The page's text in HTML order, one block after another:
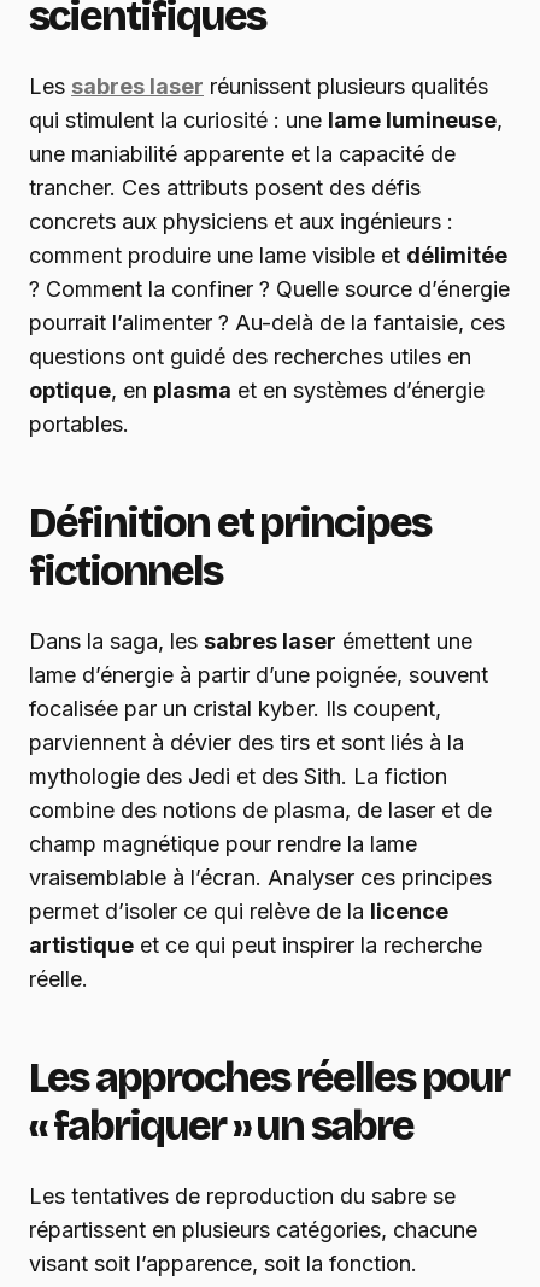
scientifiques
Les sabres laser réunissent plusieurs qualités
qui stimulent la curiosité : une lame lumineuse,
une maniabilité apparente et la capacité de
trancher. Ces attributs posent des défis
concrets aux physiciens et aux ingénieurs :
comment produire une lame visible et délimitée
? Comment la confiner ? Quelle source d’énergie
pourrait l’alimenter ? Au-delà de la fantaisie, ces
questions ont guidé des recherches utiles en
optique, en plasma et en systèmes d’énergie
portables.
Définition et principes
fictionnels
Dans la saga, les sabres laser émettent une
lame d’énergie à partir d’une poignée, souvent
focalisée par un cristal kyber. Ils coupent,
parviennent à dévier des tirs et sont liés à la
mythologie des Jedi et des Sith. La fiction
combine des notions de plasma, de laser et de
champ magnétique pour rendre la lame
vraisemblable à l’écran. Analyser ces principes
permet d’isoler ce qui relève de la licence
artistique et ce qui peut inspirer la recherche
réelle.
Les approches réelles pour
« fabriquer » un sabre
Les tentatives de reproduction du sabre se
répartissent en plusieurs catégories, chacune
visant soit l’apparence, soit la fonction.